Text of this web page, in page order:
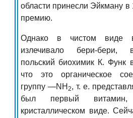
области принесли Эйкману в
премию.
Однако в чистом виде
излечивало бери-бери,
польский биохимик К. Функ
что это органическое
группу —NH 2, т. е.
был первый
кристаллическом виде.